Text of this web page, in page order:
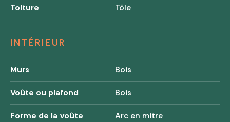
Toiture Tôle
INTÉRIEUR
Murs Bois
Voûte ou plafond Bois
Forme de la voûte Arc en mitre